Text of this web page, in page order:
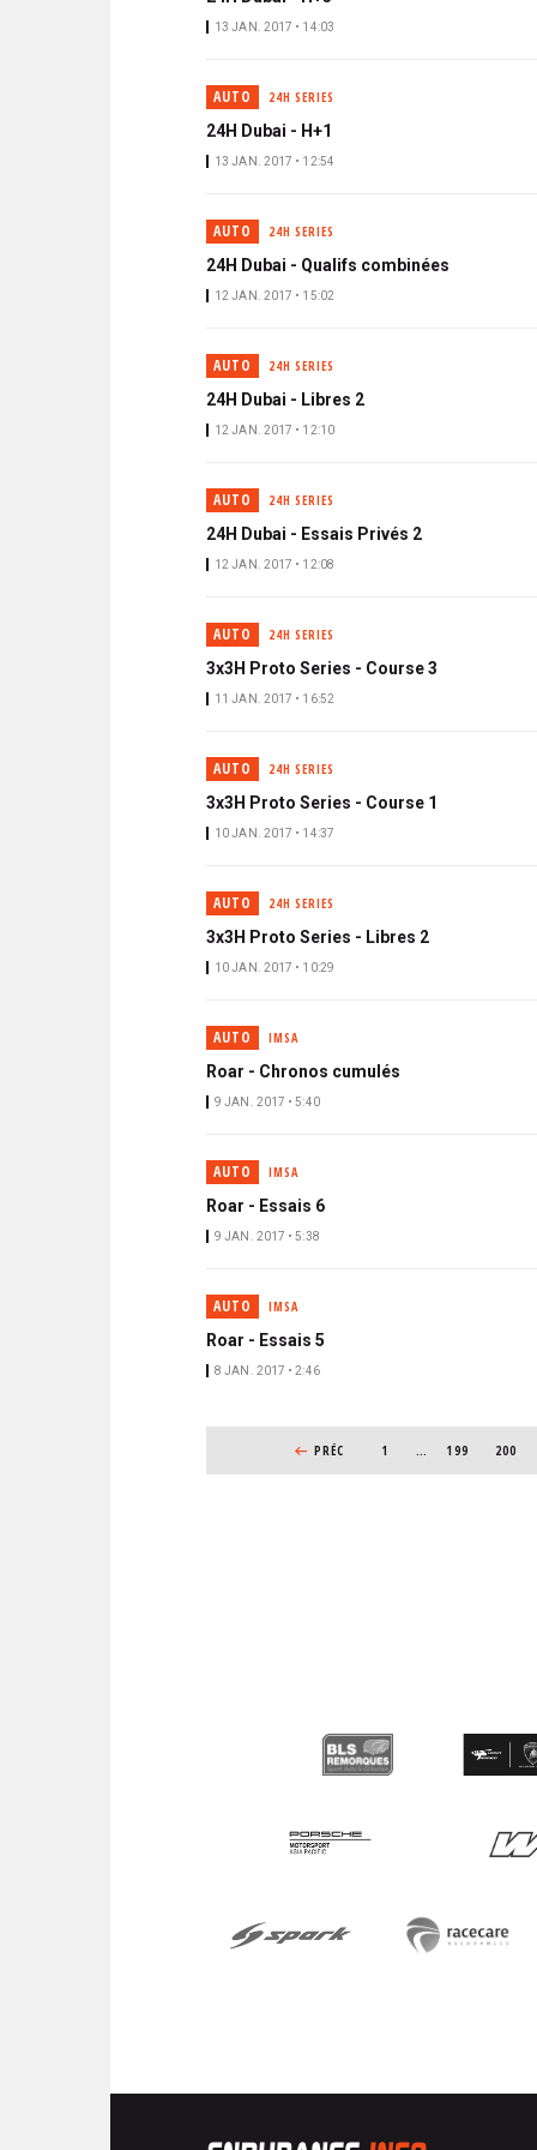
13 JAN. 2017 • 14:03
AUTO 24H SERIES
24H Dubai - H+1
13 JAN. 2017 • 12:54
AUTO 24H SERIES
24H Dubai - Qualifs combinées
12 JAN. 2017 • 15:02
AUTO 24H SERIES
24H Dubai - Libres 2
12 JAN. 2017 • 12:10
AUTO 24H SERIES
24H Dubai - Essais Privés 2
12 JAN. 2017 • 12:08
AUTO 24H SERIES
3x3H Proto Series - Course 3
11 JAN. 2017 • 16:52
AUTO 24H SERIES
3x3H Proto Series - Course 1
10 JAN. 2017 • 14:37
AUTO 24H SERIES
3x3H Proto Series - Libres 2
10 JAN. 2017 • 10:29
AUTO IMSA
Roar - Chronos cumulés
9 JAN. 2017 • 5:40
AUTO IMSA
Roar - Essais 6
9 JAN. 2017 • 5:38
AUTO IMSA
Roar - Essais 5
8 JAN. 2017 • 2:46
PAGINATION
PAGE PRÉCÉDENTE
PRÉC 1 … PAGE
199 PAGE
200